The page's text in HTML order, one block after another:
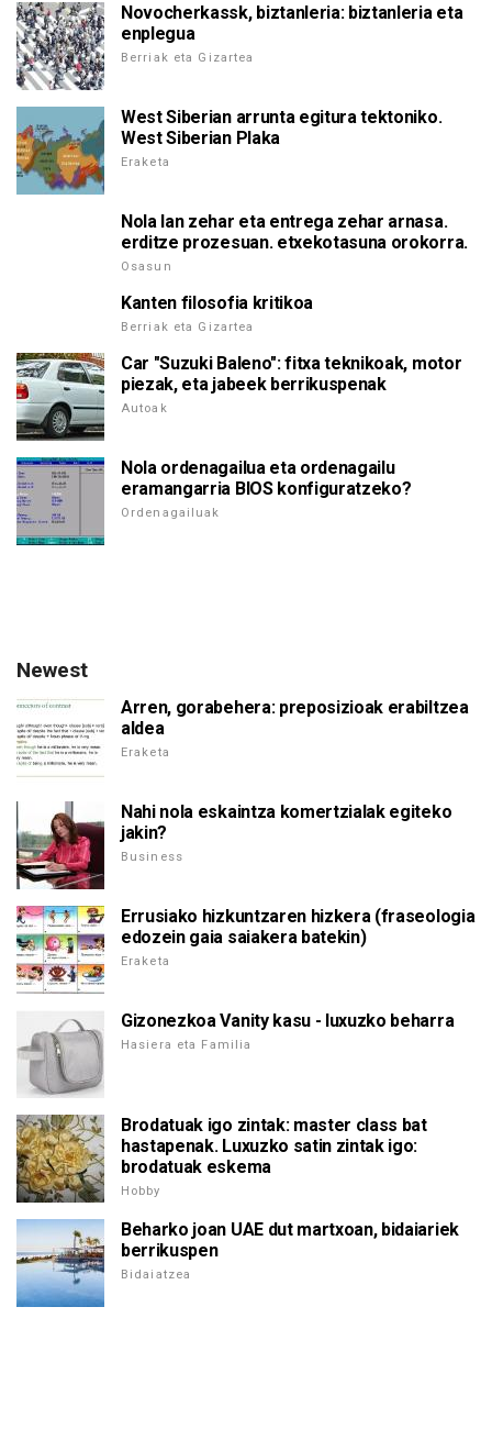
Novocherkassk, biztanleria: biztanleria eta
enplegua
Berriak eta Gizartea
West Siberian arrunta egitura tektoniko.
West Siberian Plaka
Eraketa
Nola lan zehar eta entrega zehar arnasa.
erditze prozesuan. etxekotasuna orokorra.
Osasun
Kanten filosofia kritikoa
Berriak eta Gizartea
Car "Suzuki Baleno": fitxa teknikoak, motor
piezak, eta jabeek berrikuspenak
Autoak
Nola ordenagailua eta ordenagailu
eramangarria BIOS konfiguratzeko?
Ordenagailuak
Newest
Arren, gorabehera: preposizioak erabiltzea
aldea
Eraketa
Nahi nola eskaintza komertzialak egiteko
jakin?
Business
Errusiako hizkuntzaren hizkera (fraseologia
edozein gaia saiakera batekin)
Eraketa
Gizonezkoa Vanity kasu - luxuzko beharra
Hasiera eta Familia
Brodatuak igo zintak: master class bat
hastapenak. Luxuzko satin zintak igo:
brodatuak eskema
Hobby
Beharko joan UAE dut martxoan, bidaiariek
berrikuspen
Bidaiatzea